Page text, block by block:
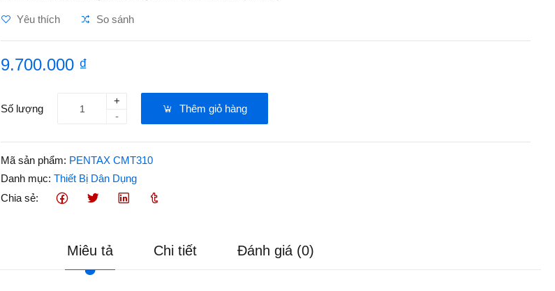
Yêu thích So sánh
9.700.000 ₫
Số lượng
+
-
Thêm giỏ hàng
Mã sản phẩm: PENTAX CMT310
Danh mục: Thiết Bị Dân Dụng
Chia sẻ:
Miêu tả Chi tiết Đánh giá (0)